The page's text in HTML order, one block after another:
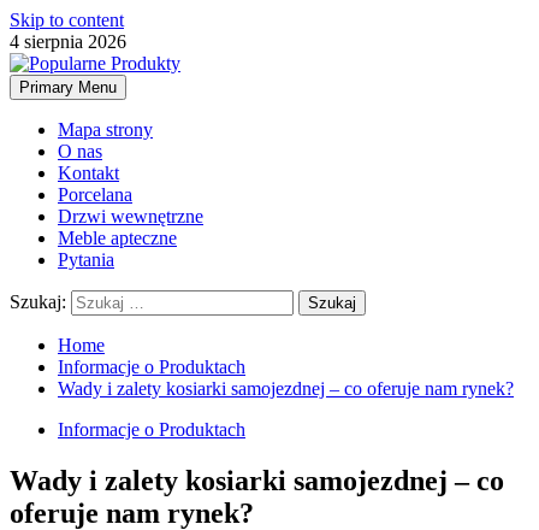
Skip to content
4 sierpnia 2026
Primary Menu
Mapa strony
O nas
Kontakt
Porcelana
Drzwi wewnętrzne
Meble apteczne
Pytania
Szukaj:
Home
Informacje o Produktach
Wady i zalety kosiarki samojezdnej – co oferuje nam rynek?
Informacje o Produktach
Wady i zalety kosiarki samojezdnej – co
oferuje nam rynek?